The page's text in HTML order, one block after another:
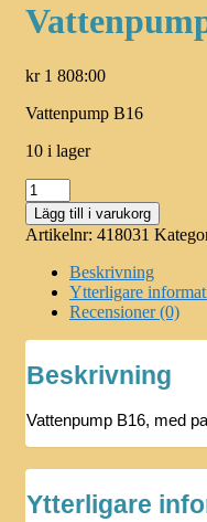
kr1 808:00
Vattenpump B16
10 i lager
Vattenpump
B16
418031
mängd
Lägg till i varukorg
Artikelnr: 418031
Beskrivning
Ytterligare
Recensioner (0)
Beskrivning
Vattenpump B16, med
Ytterligare